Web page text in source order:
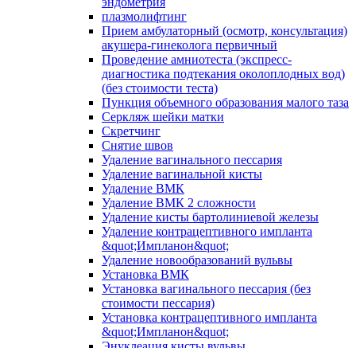
плазмолифтинг
Прием амбулаторный (осмотр, консультация)
акушера-гинеколога первичный
Проведение амниотеста (экспресс-
диагностика подтекания околоплодных вод)
(без стоимости теста)
Пункция объемного образования малого таза
Серкляж шейки матки
Скретчинг
Снятие швов
Удаление вагинального пессария
Удаление вагинальной кисты
Удаление ВМК
Удаление ВМК 2 сложности
Удаление кисты бартолиниевой железы
Удаление контрацептивного импланта
&quot;Импланон&quot;
Удаление новообразований вульвы
Установка ВМК
Установка вагинального пессария (без
стоимости пессария)
Установка контрацептивного импланта
&quot;Импланон&quot;